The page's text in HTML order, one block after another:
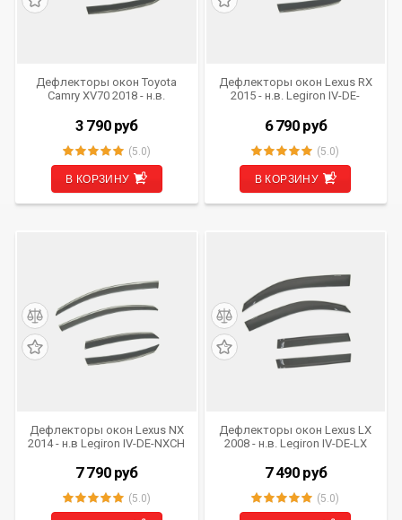
Дефлекторы окон Toyota
Camry XV70 2018 - н.в.
(комплект из 4 шт.) хром
(OEM)
3 790 руб
(5.0)
В КОРЗИНУ
Дефлекторы окон Lexus RX
2015 - н.в. Legiron IV-DE-
хром (OEM)
6 790 руб
(5.0)
В КОРЗИНУ
Дефлекторы окон Lexus NX
2014 - н.в Legiron IV-DE-NXCH
(OEM)
7 790 руб
(5.0)
Дефлекторы окон Lexus LX
2008 - н.в. Legiron IV-DE-LX
7 490 руб
(5.0)